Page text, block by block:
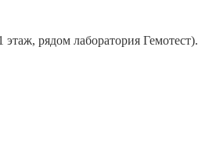
рядом лаборатория Гемотест).